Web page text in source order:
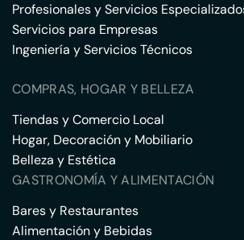
Profesionales y Servicios
Servicios para Empresas
Ingeniería y Servicios Técnicos
COMPRAS, HOGAR Y BELLEZA
Tiendas y Comercio Local
Hogar, Decoración y Mobiliario
Belleza y Estética
GASTRONOMÍA Y ALIMENTACIÓN
Bares y Restaurantes
Alimentación y Bebidas